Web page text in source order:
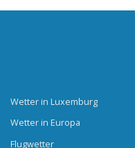
Wetter in Luxemburg
Wetter in Europa
Flugwetter